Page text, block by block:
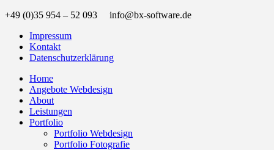
+49 (0)35 954 – 52 093 info@bx-software.de
Impressum
Kontakt
Datenschutzerklärung
Home
Angebote Webdesign
About
Leistungen
Portfolio
Portfolio Webdesign
Portfolio Fotografie